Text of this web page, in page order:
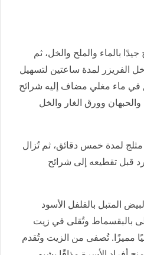
بالماء والملح والخل، ثم
الفريزر لمدة ساعتين لتسهيل
في ماء مغلي مضاف إليه شرائح
وورق الغار والخل
مثلج لمدة خمس دقائق، ثم تُزال
قبل تقطيعه إلى شرائح
المتبل بالفلفل الأسود
بالبقسماط وتُقلى في زيت
مميزًا. تُصفى من الزيت وتُقدم